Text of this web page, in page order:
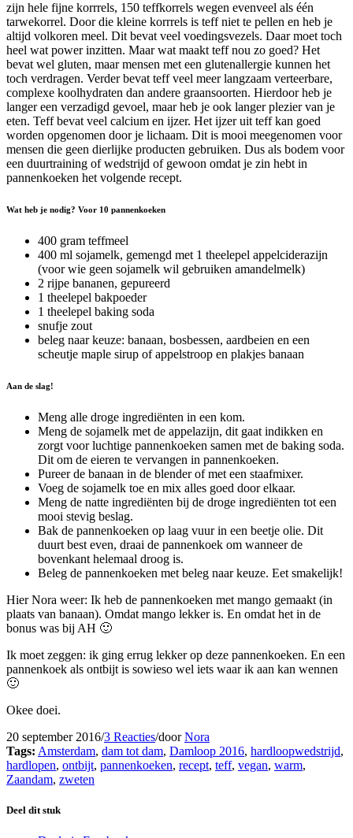
zijn hele fijne korrrels, 150 teffkorrels wegen evenveel als één
tarwekorrel. Door die kleine korrrels is teff niet te pellen en heb je
altijd volkoren meel. Dit bevat veel voedingsvezels. Daar moet toch
heel wat power inzitten. Maar wat maakt teff nou zo goed? Het
bevat wel gluten, maar mensen met een glutenallergie kunnen het
toch verdragen. Verder bevat teff veel meer langzaam verteerbare,
complexe koolhydraten dan andere graansoorten. Hierdoor heb je
langer een verzadigd gevoel, maar heb je ook langer plezier van je
eten. Teff bevat veel calcium en ijzer. Het ijzer uit teff kan goed
worden opgenomen door je lichaam. Dit is mooi meegenomen voor
mensen die geen dierlijke producten gebruiken. Dus als bodem voor
een duurtraining of wedstrijd of gewoon omdat je zin hebt in
pannenkoeken het volgende recept.
Wat heb je nodig? Voor 10 pannenkoeken
400 gram teffmeel
400 ml sojamelk, gemengd met 1 theelepel appelciderazijn
(voor wie geen sojamelk wil gebruiken amandelmelk)
2 rijpe bananen, gepureerd
1 theelepel bakpoeder
1 theelepel baking soda
snufje zout
beleg naar keuze: banaan, bosbessen, aardbeien en een
scheutje maple sirup of appelstroop en plakjes banaan
Aan de slag!
Meng alle droge ingrediënten in een kom.
Meng de sojamelk met de appelazijn, dit gaat indikken en
zorgt voor luchtige pannenkoeken samen met de baking soda.
Dit om de eieren te vervangen in pannenkoeken.
Pureer de banaan in de blender of met een staafmixer.
Voeg de sojamelk toe en mix alles goed door elkaar.
Meng de natte ingrediënten bij de droge ingrediënten tot een
mooi stevig beslag.
Bak de pannenkoeken op laag vuur in een beetje olie. Dit
duurt best even, draai de pannenkoek om wanneer de
bovenkant helemaal droog is.
Beleg de pannenkoeken met beleg naar keuze. Eet smakelijk!
Hier Nora weer: Ik heb de pannenkoeken met mango gemaakt (in
plaats van banaan). Omdat mango lekker is. En omdat het in de
bonus was bij AH 🙂
Ik moet zeggen: ik ging errug lekker op deze pannenkoeken. En een
pannenkoek als ontbijt is sowieso wel iets waar ik aan kan wennen
🙂
Okee doei.
20 september 2016/3 Reacties/doorNora
Tags: Amsterdam, dam tot dam, Damloop 2016, hardloopwedstrijd,
hardlopen, ontbijt, pannenkoeken, recept, teff, vegan, warm,
Zaandam, zweten
Deel dit stuk